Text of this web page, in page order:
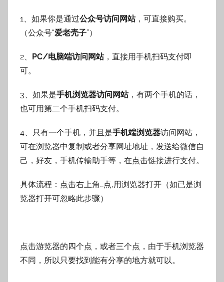
1、如果你是通过公众号访问网站，可直接购买。
（公众号“爱老壳子”）
2、 PC/电脑端访问网站，直接用手机扫码支付即
可。
3、如果是手机浏览器访问网站，有两个手机的话，
也可用第二个手机扫码支付。
4、只有一个手机，并且是手机端浏览器访问网站，
可在浏览器中复制或者分享网址地址，发送给微信自
己，好友，手机传输助手等，在点击链接进行支付。
具体流程：点击右上角…点,用浏览器打开（如已是浏
览器打开可忽略此步骤）
点击游览器的四个点，或者三个点，由于手机浏览器
不同，所以只要找到能有分享的地方就可以。